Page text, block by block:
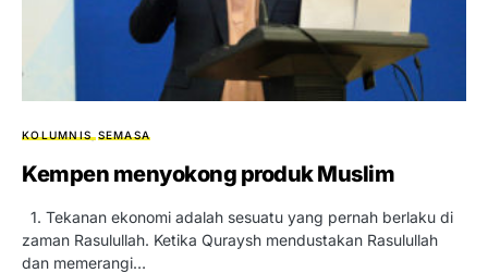
KOLUMNIS SEMASA
Kempen menyokong produk Muslim
1. Tekanan ekonomi adalah sesuatu yang pernah berlaku di
zaman Rasulullah. Ketika Quraysh mendustakan Rasulullah
dan memerangi…